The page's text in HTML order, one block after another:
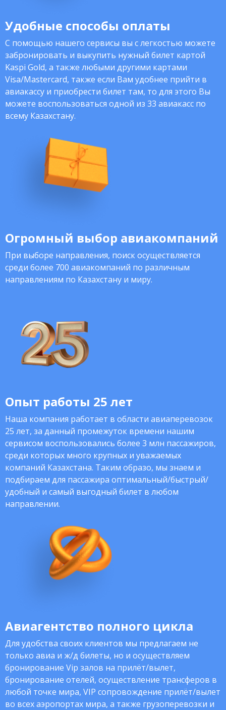
Удобные способы оплаты
С помощью нашего сервисы вы с легкостью можете
забронировать и выкупить нужный билет картой
Kaspi Gold, а также любыми другими картами
Visa/Mastercard, также если Вам удобнее прийти в
авиакассу и приобрести билет там, то для этого Вы
можете воспользоваться одной из 33 авиакасс по
всему Казахстану.
Огромный выбор авиакомпаний
При выборе направления, поиск осуществляется
среди более 700 авиакомпаний по различным
направлениям по Казахстану и миру.
Опыт работы 25 лет
Наша компания работает в области авиаперевозок
25 лет, за данный промежуток времени нашим
сервисом воспользовались более 3 млн пассажиров,
среди которых много крупных и уважаемых
компаний Казахстана. Таким образо, мы знаем и
подбираем для пассажира оптимальный/быстрый/
удобный и самый выгодный билет в любом
направлении.
Авиагентство полного цикла
Для удобства своих клиентов мы предлагаем не
только авиа и ж/д билеты, но и осуществляем
бронирование Vip залов на прилёт/вылет,
бронирование отелей, осуществление трансферов в
любой точке мира, VIP сопровождение прилёт/вылет
во всех аэропортах мира, а также грузоперевозки и